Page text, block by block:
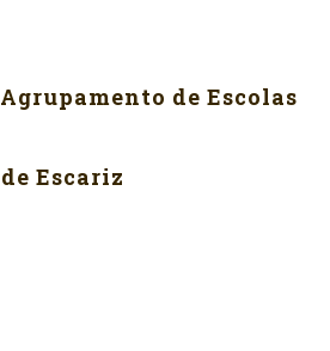
Agrupamento de Escolas
de Escariz